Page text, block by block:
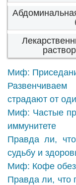
Миф:
страдают от
Миф: Частые
иммунитете
Правда ли,
судьбу и
Миф: Кофе
Правда ли, что